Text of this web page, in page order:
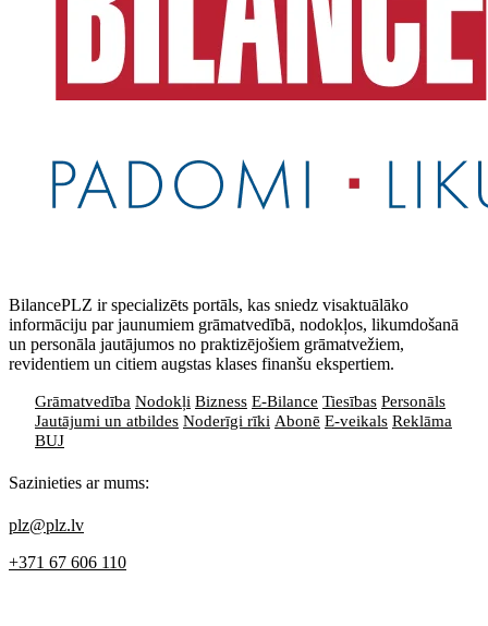
BilancePLZ ir specializēts portāls, kas sniedz visaktuālāko
informāciju par jaunumiem grāmatvedībā, nodokļos, likumdošanā
un personāla jautājumos no praktizējošiem grāmatvežiem,
revidentiem un citiem augstas klases finanšu ekspertiem.
Grāmatvedība Nodokļi Bizness E-Bilance Tiesības Personāls
Jautājumi un atbildes Noderīgi rīki Abonē E-veikals Reklāma
BUJ
Sazinieties ar mums:
plz@plz.lv
+371 67 606 110